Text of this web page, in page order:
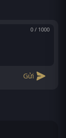
0 / 1000
Gửi